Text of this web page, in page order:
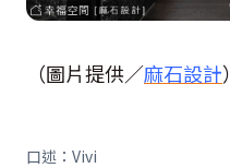
（圖片提供／麻石設計）
口述：Vivi